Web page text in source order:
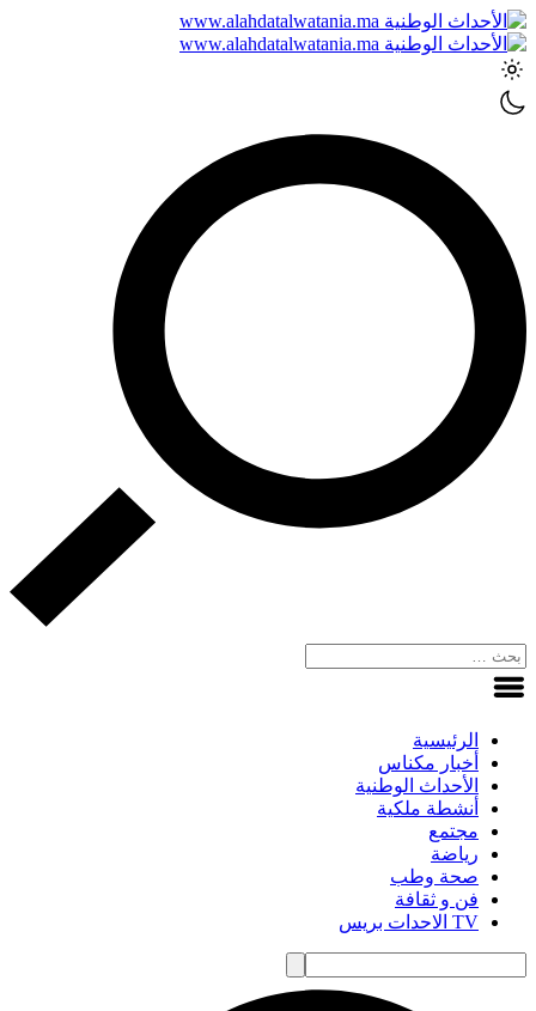
الرئيسية
أخبار مكناس
الأحداث الوطنية
أنشطة ملكية
مجتمع
رياضة
صحة وطب
فن و ثقافة
TV الاحدات بريس